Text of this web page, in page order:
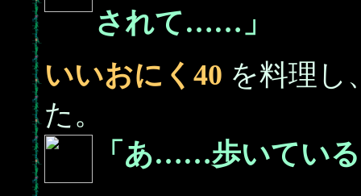
されて……」
いいおにく40 を料理し
た。
「あ……歩いてい